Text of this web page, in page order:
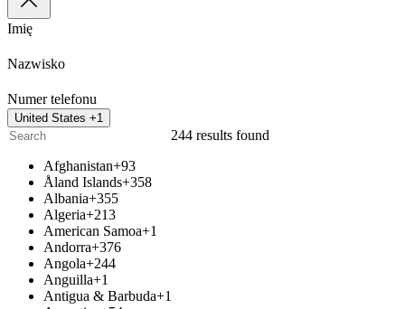
Imię
Nazwisko
Numer telefonu
United States +1
244 results found
Afghanistan+93
Åland Islands+358
Albania+355
Algeria+213
American Samoa+1
Andorra+376
Angola+244
Anguilla+1
Antigua & Barbuda+1